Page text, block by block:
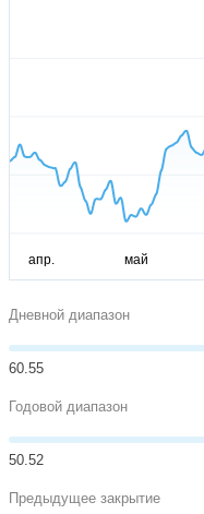
Дневной диапазон
60.55
Годовой диапазон
50.52
Предыдущее закрытие